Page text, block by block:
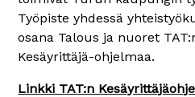
Työpiste yhdessä
osana Talous ja nuoret
Kesäyrittäjä-ohjelmaa.
Linkki TAT:n